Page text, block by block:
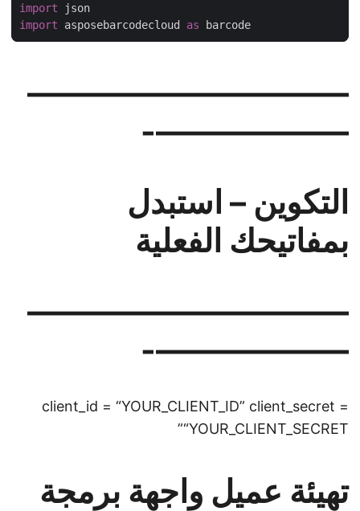
import
import asposebarcodecloud as
——————————
——————-
التكوين – استبدل
بمفاتيحك الفعلية
——————————
——————-
client_id = “YOUR_CLIENT_ID” client_secret =
“YOUR_CLIENT_SECRET”
تهيئة عميل واجهة برمجة